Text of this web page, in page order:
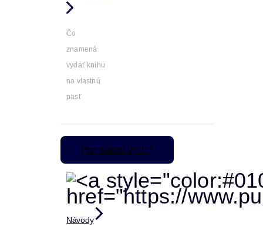
Čo
znamená
vydať knihu
na vlastnú
päsť
Pre pokročilých
Návody